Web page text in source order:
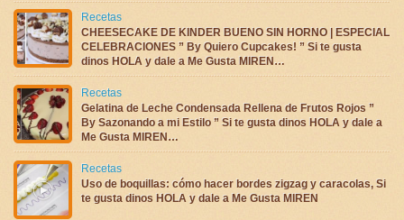
Recetas
CHEESECAKE DE KINDER BUENO SIN HORNO | ESPECIAL
CELEBRACIONES ” By Quiero Cupcakes! ” Si te gusta
dinos HOLA y dale a Me Gusta MIREN…
Recetas
Gelatina de Leche Condensada Rellena de Frutos Rojos ”
By Sazonando a mi Estilo ” Si te gusta dinos HOLA y dale a
Me Gusta MIREN…
Recetas
Uso de boquillas: cómo hacer bordes zigzag y caracolas, Si
te gusta dinos HOLA y dale a Me Gusta MIREN